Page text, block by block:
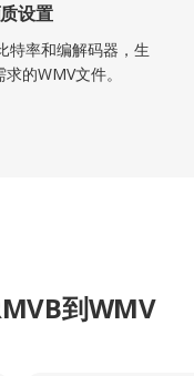
设置
特率和编解码器，生
的WMV文件。
到WMV